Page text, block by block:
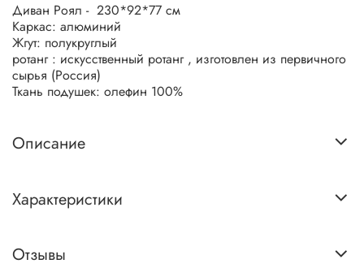
Диван Роял - 230*92*77 см
Каркас: алюминий
Жгут: полукруглый
ротанг : искусственный ротанг , изготовлен из первичного
сырья (Россия)
Ткань подушек: олефин 100%
Описание
Характеристики
Отзывы